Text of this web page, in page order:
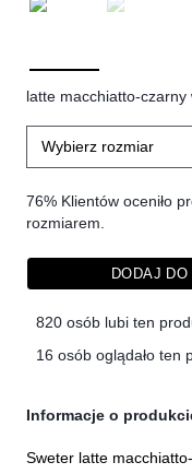
latte macchiatto-czarny
Wybierz rozmiar
76% Klientów oceniło
rozmiarem.
DODAJ
820 osób lubi ten
16 osób oglądało ten
Informacje o
Sweter latte